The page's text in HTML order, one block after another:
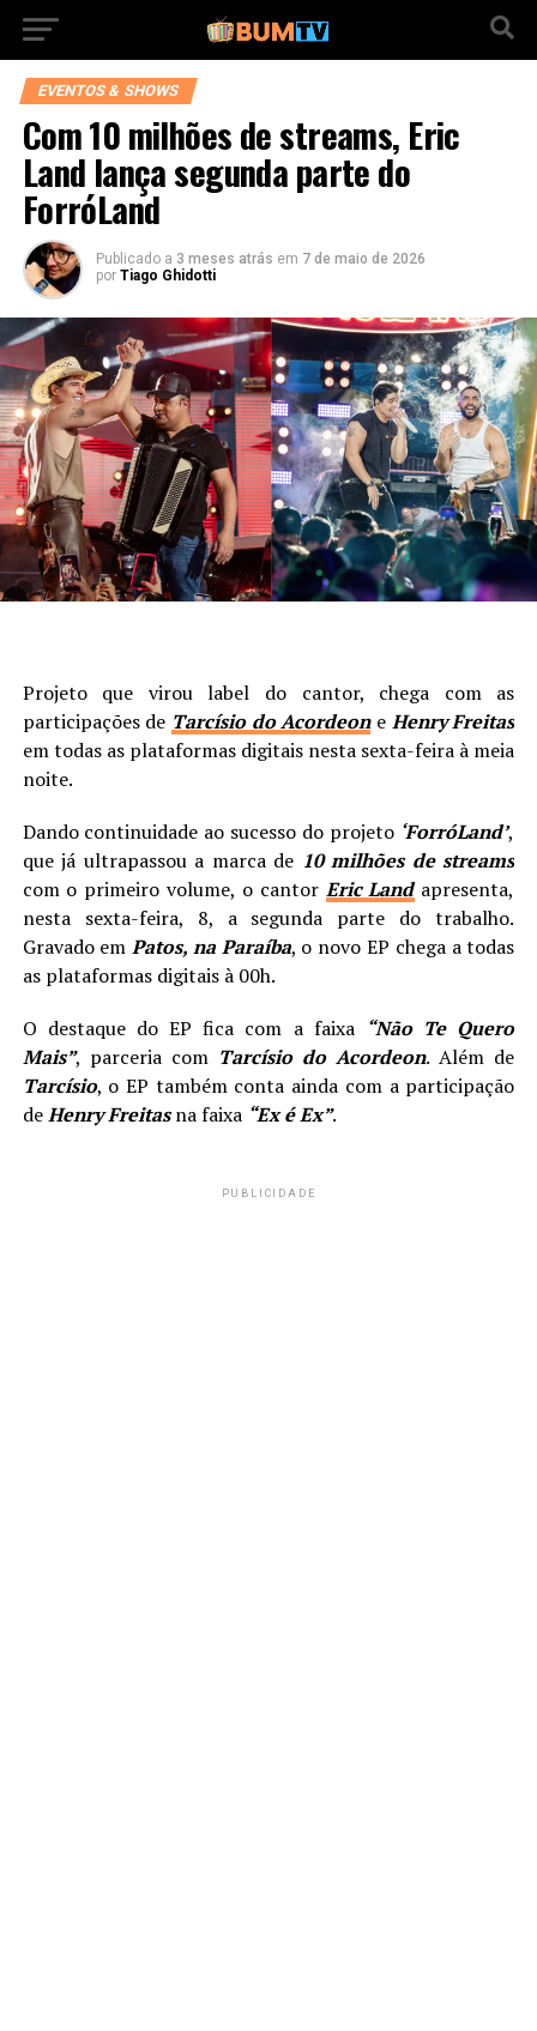
EVENTOS & SHOWS
Com 10 milhões de streams, Eric
Land lança segunda parte do
ForróLand
Publicado a 3 meses atrás em 7 de maio de 2026
por Tiago Ghidotti
Projeto que virou label do cantor, chega com as
participações de Tarcísio do Acordeone Henry Freitas
em todas as plataformas digitais nesta sexta-feira à meia
noite.
Dando continuidade ao sucesso do projeto ‘ForróLand’,
que já ultrapassou a marca de 10 milhões de streams
com o primeiro volume, o cantor Eric Landapresenta,
nesta sexta-feira, 8, a segunda parte do trabalho.
Gravado emPatos, na Paraíba, o novo EP chega a todas
as plataformas digitais à 00h.
O destaque do EP fica com a faixa “Não Te Quero
Mais”, parceria com Tarcísio do Acordeon. Além de
Tarcísio, o EP também conta ainda com a participação
deHenry Freitasna faixa “Ex é Ex”.
PUBLICIDADE